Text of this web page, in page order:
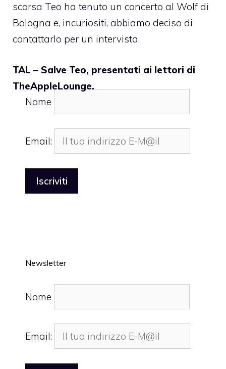
scorsa Teo ha tenuto un concerto al Wolf di
Bologna e, incuriositi, abbiamo deciso di
contattarlo per un intervista.
TAL – Salve Teo, presentati ai lettori di
TheAppleLounge.
Nome
Email:
Newsletter
Nome
Email: